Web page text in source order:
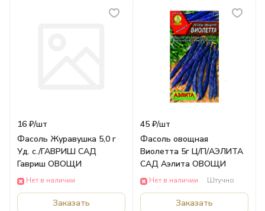
16 ₽/шт
Фасоль Журавушка 5,0 г
Уд. с./ГАВРИШ САД
Гавриш ОВОЩИ
Нет в наличии
Заказать
45 ₽/шт
Фасоль овощная
Виолетта 5г Ц/П/АЭЛИТА
САД Аэлита ОВОЩИ
Нет в наличии Штучно
Заказать